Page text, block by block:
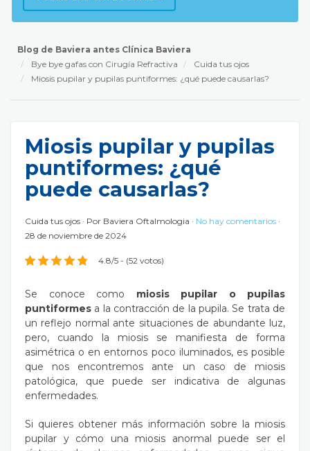
Blog de Baviera antes Clínica Baviera
Bye bye gafas con Cirugía Refractiva
Cuida tus ojos
Miosis pupilar y pupilas puntiformes: ¿qué puede causarlas?
Miosis pupilar y pupilas
puntiformes: ¿qué
puede causarlas?
Cuida tus ojos Por Baviera Oftalmologia
No hay comentarios
28 de noviembre de 2024
4.8/5 - (52 votos)
Se conoce como miosis pupilar o pupilas
puntiformes a la contracción de la pupila. Se trata de
un reflejo normal ante situaciones de abundante luz,
pero, cuando la miosis se manifiesta de forma
asimétrica o en entornos poco iluminados, es posible
que nos encontremos ante un caso de miosis
patológica, que puede ser indicativa de algunas
enfermedades.
Si quieres obtener más información sobre la miosis
pupilar y cómo una miosis anormal puede ser el